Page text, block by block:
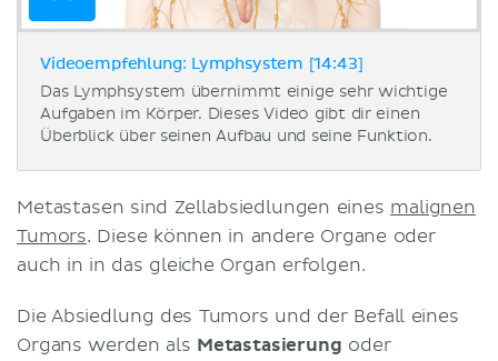
Videoempfehlung: Lymphsystem [14:43]
Das Lymphsystem übernimmt einige sehr wichtige
Aufgaben im Körper. Dieses Video gibt dir einen
Überblick über seinen Aufbau und seine Funktion.
Metastasen sind Zellabsiedlungen eines malignen
Tumors. Diese können in andere Organe oder
auch in in das gleiche Organ erfolgen.
Die Absiedlung des Tumors und der Befall eines
Organs werden als Metastasierung oder